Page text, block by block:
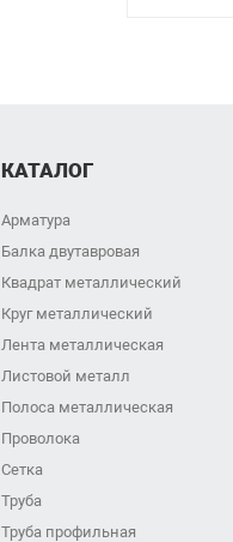
КАТАЛОГ
Арматура
Балка двутавровая
Квадрат металлический
Круг металлический
Лента металлическая
Листовой металл
Полоса металлическая
Проволока
Сетка
Труба
Труба профильная